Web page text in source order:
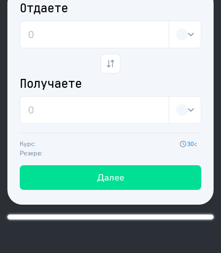
Отдаете
Получаете
Курс: 30с
Резерв:
Далее